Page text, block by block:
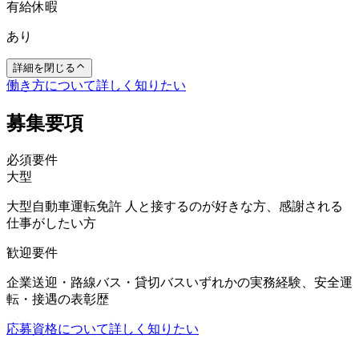
有給休暇
あり
詳細を閉じる
働き方について詳しく知りたい
募集要項
必須要件
大型
大型自動車運転免許 人と接するのが好きな方、感謝される
仕事がしたい方
歓迎要件
企業送迎・路線バス・貸切バスいずれかの実務経験、安全運
転・接遇の表彰歴
応募資格について詳しく知りたい